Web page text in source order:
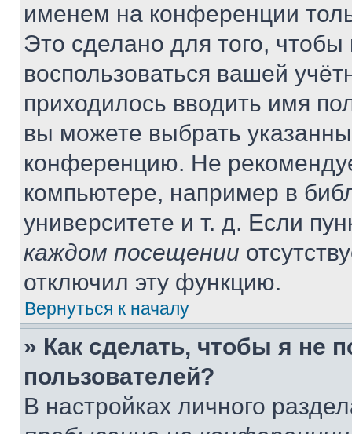
именем на конференции
Это сделано для того, чтобы
воспользоваться вашей
приходилось вводить имя
вы можете выбрать
конференцию. Не
компьютере, например в
университете и т. д. Если
каждом посещении
отключил эту функцию.
Вернуться к началу
» Как сделать, чтобы я не
пользователей?
В настройках личного